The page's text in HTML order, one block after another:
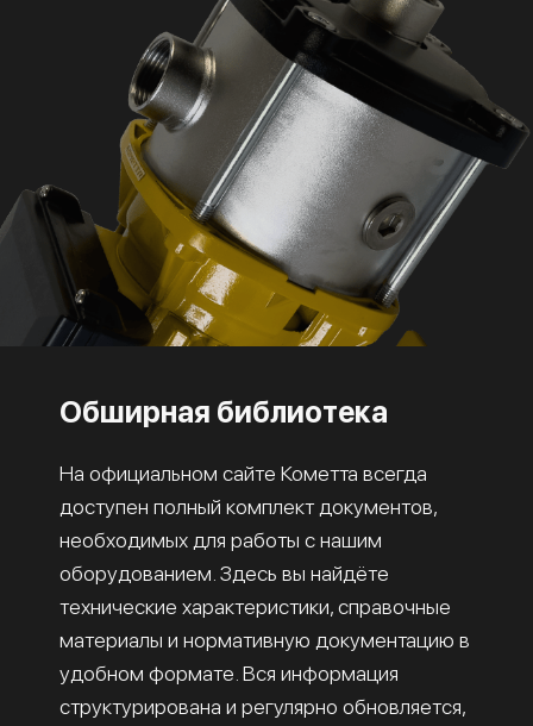
Обширная библиотека
На официальном сайте Кометта всегда
доступен полный комплект документов,
необходимых для работы с нашим
оборудованием. Здесь вы найдёте
технические характеристики, справочные
материалы и нормативную документацию в
удобном формате. Вся информация
структурирована и регулярно обновляется,